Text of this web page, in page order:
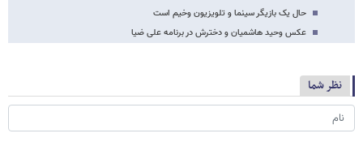
حال یک بازیگر سینما و تلویزیون وخیم است
عکس وحید هاشمیان و دخترش در برنامه علی ضیا
نظر شما